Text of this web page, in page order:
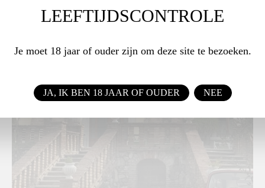
LEEFTIJDSCONTROLE
Je moet 18 jaar of ouder zijn om deze site te bezoeken.
JA, IK BEN 18 JAAR OF OUDER NEE